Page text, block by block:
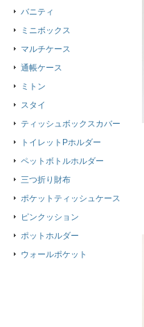
バニティ
ミニボックス
マルチケース
通帳ケース
ミトン
スタイ
ティッシュボックスカバー
トイレットPホルダー
ペットボトルホルダー
三つ折り財布
ポケットティッシュケース
ピンクッション
ポットホルダー
ウォールポケット